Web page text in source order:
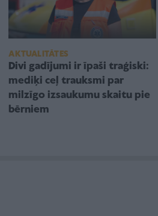
AKTUALITĀTES
Divi gadījumi ir īpaši traģiski:
mediķi ceļ trauksmi par
milzīgo izsaukumu skaitu pie
bērniem